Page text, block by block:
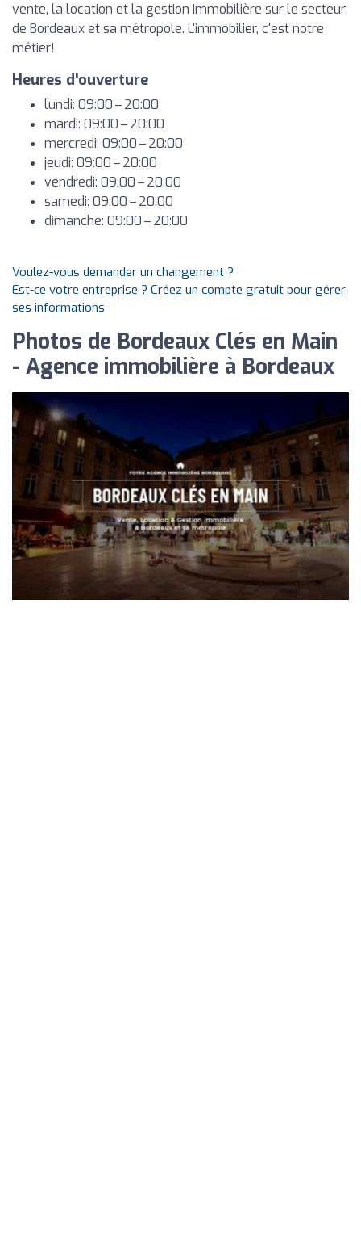
vente, la location et la gestion immobilière sur le secteur
de Bordeaux et sa métropole. L'immobilier, c'est notre
métier!
Heures d'ouverture
lundi: 09:00 – 20:00
mardi: 09:00 – 20:00
mercredi: 09:00 – 20:00
jeudi: 09:00 – 20:00
vendredi: 09:00 – 20:00
samedi: 09:00 – 20:00
dimanche: 09:00 – 20:00
Voulez-vous demander un changement ?
Est-ce votre entreprise ? Créez un compte gratuit pour gérer
ses informations
Photos de Bordeaux Clés en Main
- Agence immobilière à Bordeaux